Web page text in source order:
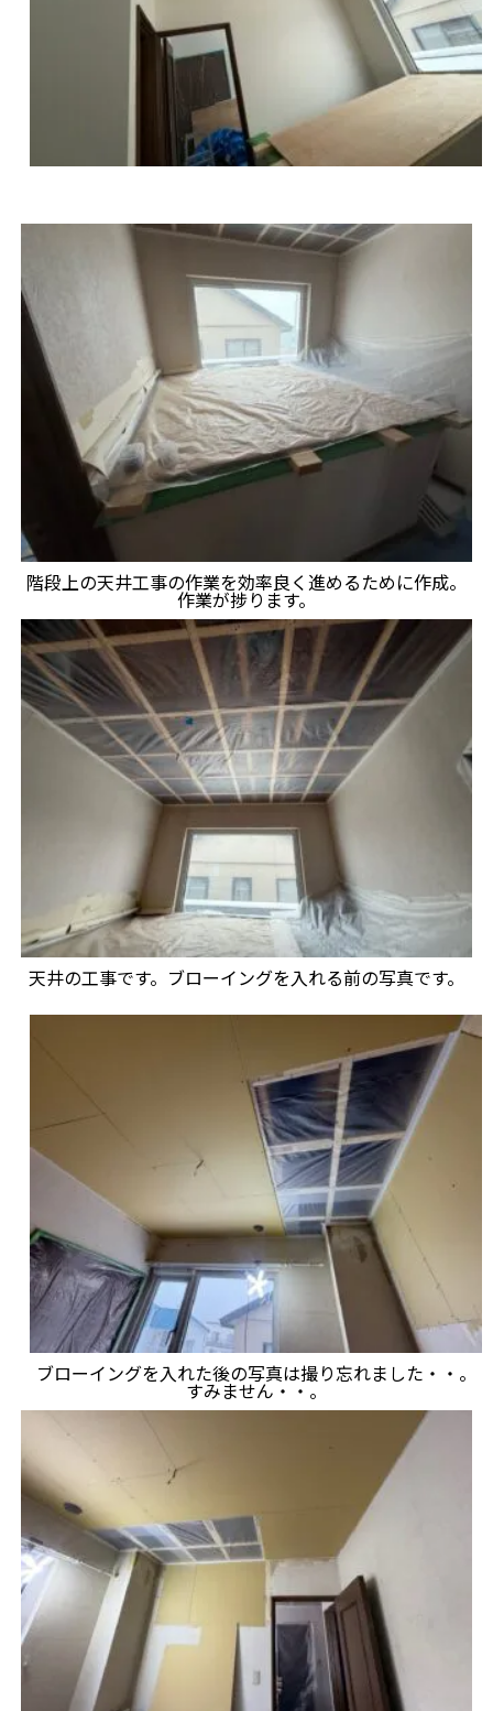
階段上の天井工事の作業を効率良く進めるために作成。
作業が捗ります。
天井の工事です。ブローイングを入れる前の写真です。
ブローイングを入れた後の写真は撮り忘れました・・。
すみません・・。